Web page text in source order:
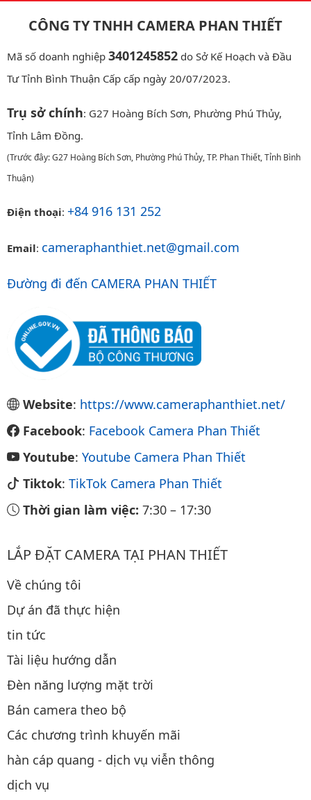
CÔNG TY TNHH CAMERA PHAN THIẾT
Mã số doanh nghiệp 3401245852 do Sở Kế Hoạch và Đầu
Tư Tỉnh Bình Thuận Cấp cấp ngày 20/07/2023.
Trụ sở chính: G27 Hoàng Bích Sơn, Phường Phú Thủy,
Tỉnh Lâm Đồng.
(Trước đây: G27 Hoàng Bích Sơn, Phường Phú Thủy, TP. Phan Thiết, Tỉnh Bình
Thuận)
Điện thoại: +84 916 131 252
Email: cameraphanthiet.net@gmail.com
Đường đi đến CAMERA PHAN THIẾT
Website: https://www.cameraphanthiet.net/
Facebook: Facebook Camera Phan Thiết
Youtube: Youtube Camera Phan Thiết
Tiktok: TikTok Camera Phan Thiết
Thời gian làm việc: 7:30 – 17:30
LẮP ĐẶT CAMERA TẠI PHAN THIẾT
Về chúng tôi
Dự án đã thực hiện
tin tức
Tài liệu hướng dẫn
Đèn năng lượng mặt trời
Bán camera theo bộ
Các chương trình khuyến mãi
hàn cáp quang - dịch vụ viễn thông
dịch vụ